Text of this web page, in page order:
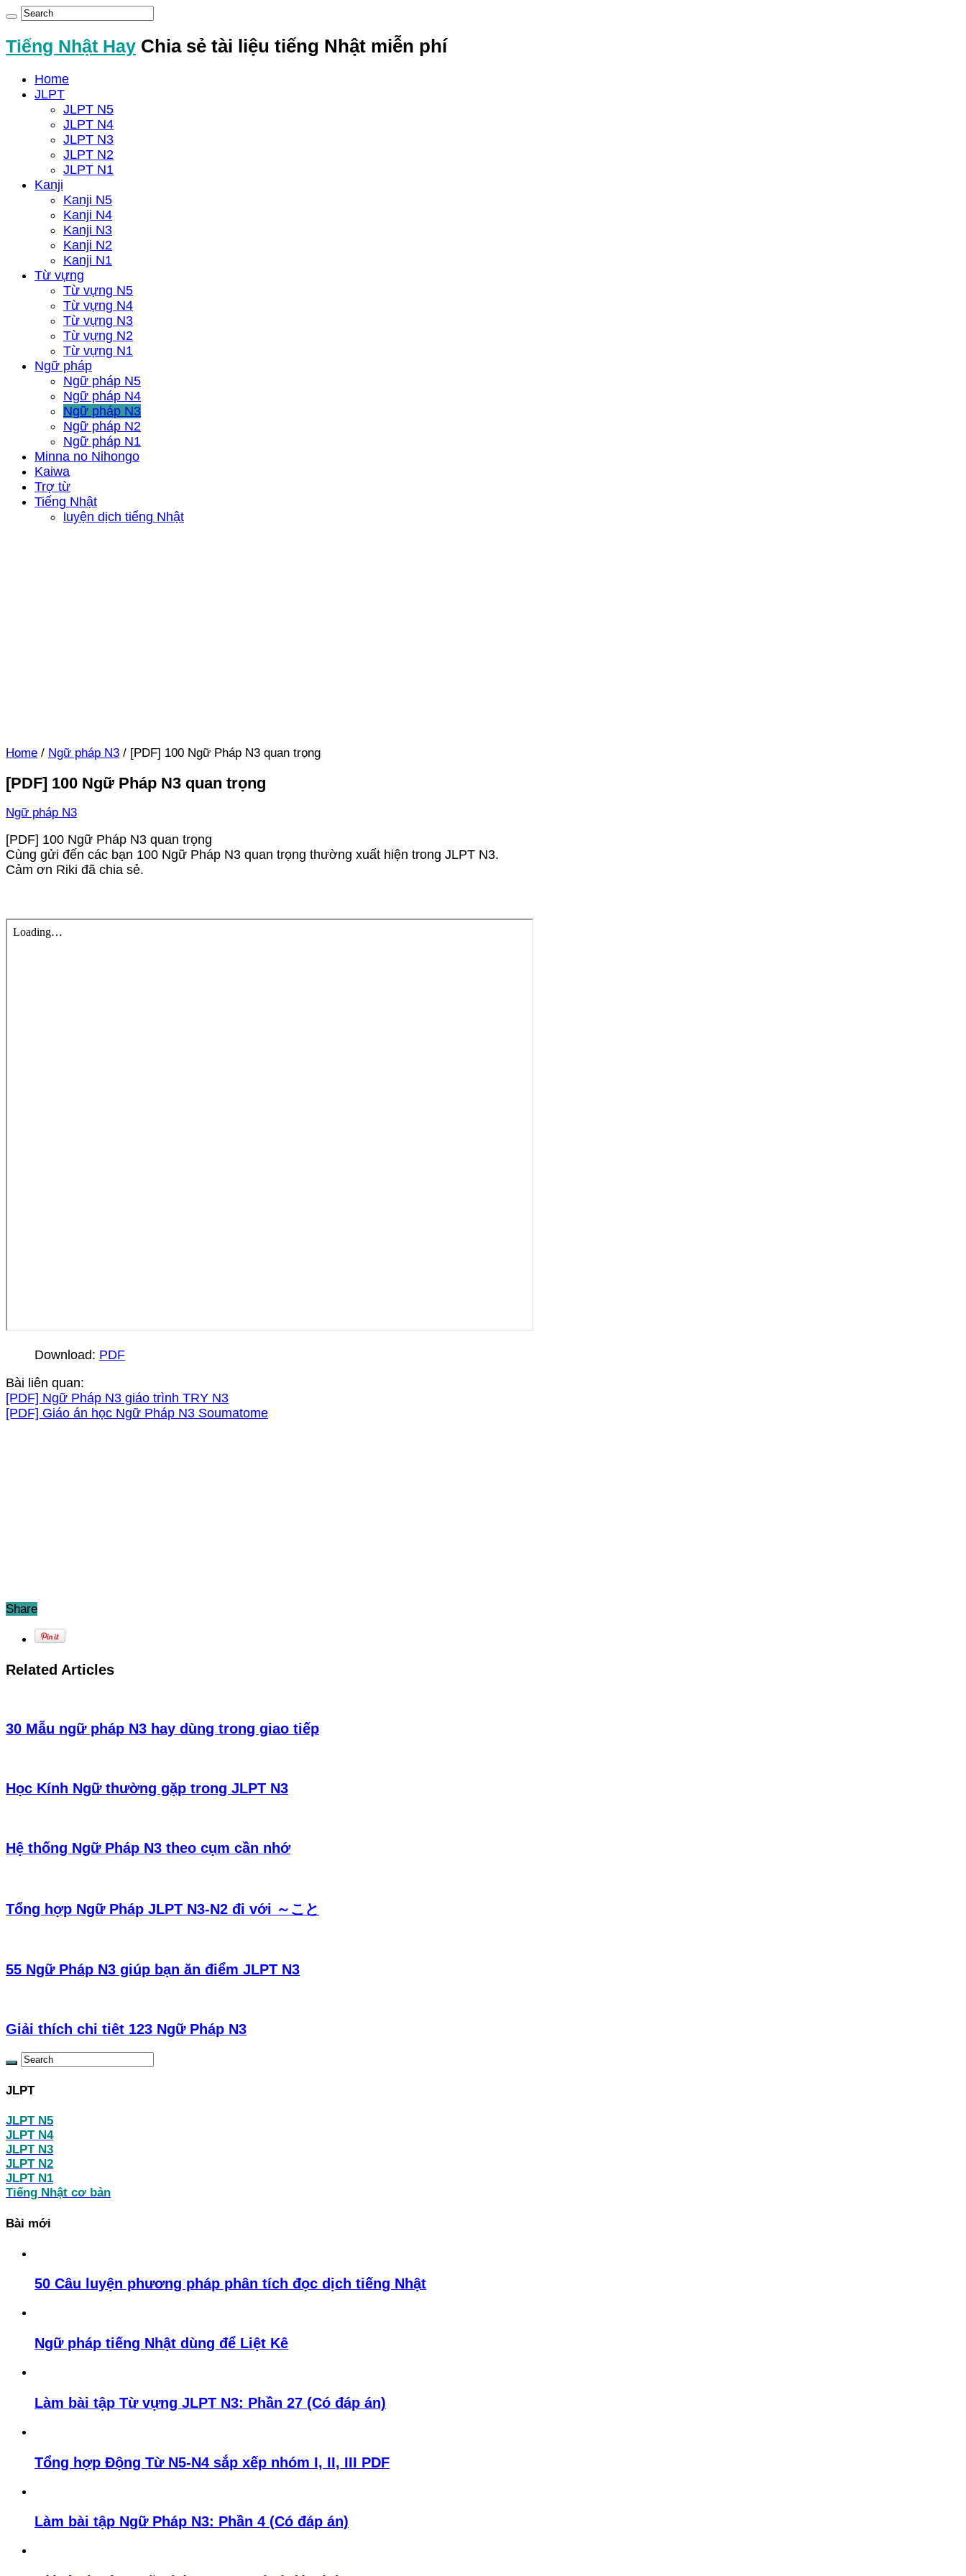
Tiếng Nhật Hay Chia sẻ tài liệu tiếng Nhật miễn phí
Home
JLPT
JLPT N5
JLPT N4
JLPT N3
JLPT N2
JLPT N1
Kanji
Kanji N5
Kanji N4
Kanji N3
Kanji N2
Kanji N1
Từ vựng
Từ vựng N5
Từ vựng N4
Từ vựng N3
Từ vựng N2
Từ vựng N1
Ngữ pháp
Ngữ pháp N5
Ngữ pháp N4
Ngữ pháp N3
Ngữ pháp N2
Ngữ pháp N1
Minna no Nihongo
Kaiwa
Trợ từ
Tiếng Nhật
luyện dịch tiếng Nhật
Home / Ngữ pháp N3 / [PDF] 100 Ngữ Pháp N3 quan trọng
[PDF] 100 Ngữ Pháp N3 quan trọng
Ngữ pháp N3
[PDF] 100 Ngữ Pháp N3 quan trọng
Cùng gửi đến các bạn 100 Ngữ Pháp N3 quan trọng thường xuất hiện trong JLPT N3.
Cảm ơn Riki đã chia sẻ.
Download: PDF
Bài liên quan:
[PDF] Ngữ Pháp N3 giáo trình TRY N3
[PDF] Giáo án học Ngữ Pháp N3 Soumatome
Share
Related Articles
30 Mẫu ngữ pháp N3 hay dùng trong giao tiếp
Học Kính Ngữ thường gặp trong JLPT N3
Hệ thống Ngữ Pháp N3 theo cụm cần nhớ
Tổng hợp Ngữ Pháp JLPT N3-N2 đi với ～こと
55 Ngữ Pháp N3 giúp bạn ăn điểm JLPT N3
Giải thích chi tiêt 123 Ngữ Pháp N3
JLPT
JLPT N5
JLPT N4
JLPT N3
JLPT N2
JLPT N1
Tiếng Nhật cơ bản
Bài mới
50 Câu luyện phương pháp phân tích đọc dịch tiếng Nhật
Ngữ pháp tiếng Nhật dùng để Liệt Kê
Làm bài tập Từ vựng JLPT N3: Phần 27 (Có đáp án)
Tổng hợp Động Từ N5-N4 sắp xếp nhóm I, II, III PDF
Làm bài tập Ngữ Pháp N3: Phần 4 (Có đáp án)